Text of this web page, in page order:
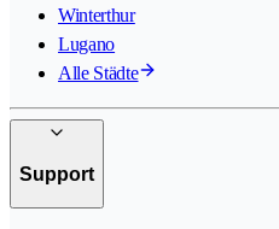
Winterthur
Lugano
Alle Städte
Support